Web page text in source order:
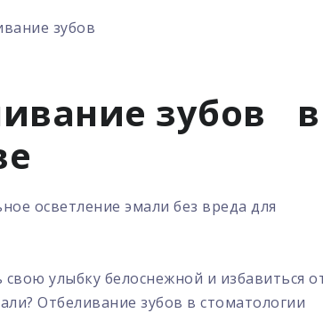
зубов
зубов в
осветление эмали без вреда для
свою улыбку белоснежной и избавиться
Отбеливание зубов в стоматологии